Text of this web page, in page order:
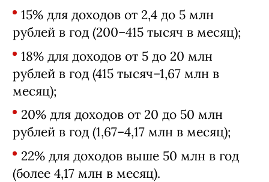
15% для доходов от 2,4 до 5 млн
рублей в год (200–415 тысяч в месяц);
18% для доходов от 5 до 20 млн
рублей в год (415 тысяч–1,67 млн в
месяц);
20% для доходов от 20 до 50 млн
рублей в год (1,67–4,17 млн в месяц);
22% для доходов выше 50 млн в год
(более 4,17 млн в месяц).